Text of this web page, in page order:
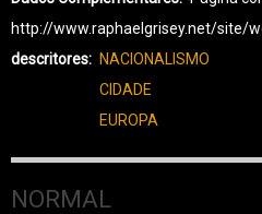
http://www.raphaelgrisey.net/site/
descritores
NACIONALISMO
CIDADE
EUROPA
NORMAL